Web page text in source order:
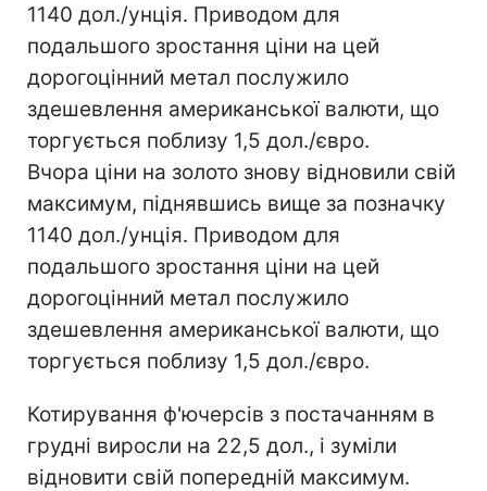
1140 дол./унція. Приводом для
подальшого зростання ціни на цей
дорогоцінний метал послужило
здешевлення американської валюти, що
торгується поблизу 1,5 дол./євро.
Вчора ціни на золото знову відновили свій
максимум, піднявшись вище за позначку
1140 дол./унція. Приводом для
подальшого зростання ціни на цей
дорогоцінний метал послужило
здешевлення американської валюти, що
торгується поблизу 1,5 дол./євро.
Котирування ф'ючерсів з постачанням в
грудні виросли на 22,5 дол., і зуміли
відновити свій попередній максимум.